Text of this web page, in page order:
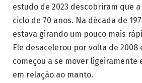
estudo de 2023 descobriram que
ciclo de 70 anos. Na década de
estava girando um pouco mais
Ele desacelerou por volta de 2008
começou a se mover ligeiramente
em relação ao manto.